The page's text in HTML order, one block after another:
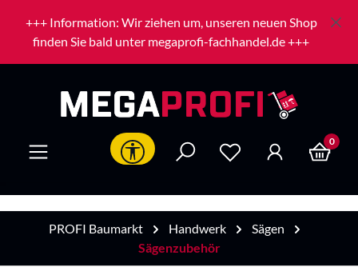
Zum Hauptinhalt springen
+++ Information: Wir ziehen um, unseren neuen Shop
finden Sie bald unter megaprofi-fachhandel.de +++
Werkzeugleiste anzeigen 0
PROFI Baumarkt Handwerk
Sägen
Sägenzubehör